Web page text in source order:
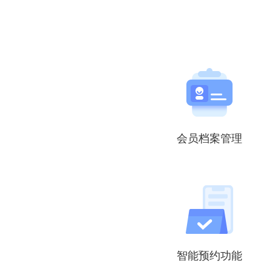
会员档案管理
智能预约功能